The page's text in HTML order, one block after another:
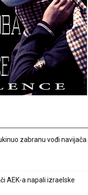
zabranu vođi navijača
AEK-a napali izraelske